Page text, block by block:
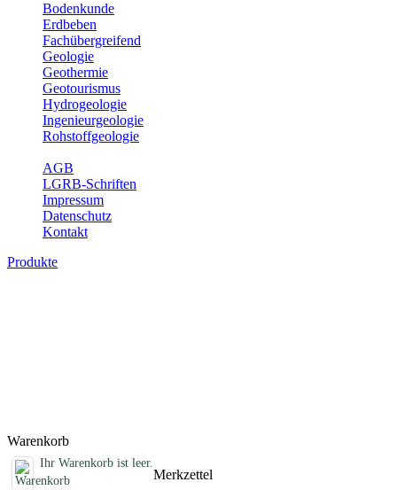
Bodenkunde
Erdbeben
Fachübergreifend
Geologie
Geothermie
Geotourismus
Hydrogeologie
Ingenieurgeologie
Rohstoffgeologie
AGB
LGRB-Schriften
Impressum
Datenschutz
Kontakt
Produkte
Warenkorb
Ihr Warenkorb ist leer.
Merkzettel